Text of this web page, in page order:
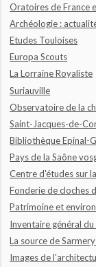
Oratoires de France
Archéologie :
Etudes Touloises
Europa Scouts
La Lorraine Royaliste
Suriauville
Observatoire de la
Saint-Jacques-de-
Bibliothèque Epinal-
Pays de la Saône
Centre d'études sur
Fonderie de cloches
Patrimoine et
Inventaire général
La source de
Images de